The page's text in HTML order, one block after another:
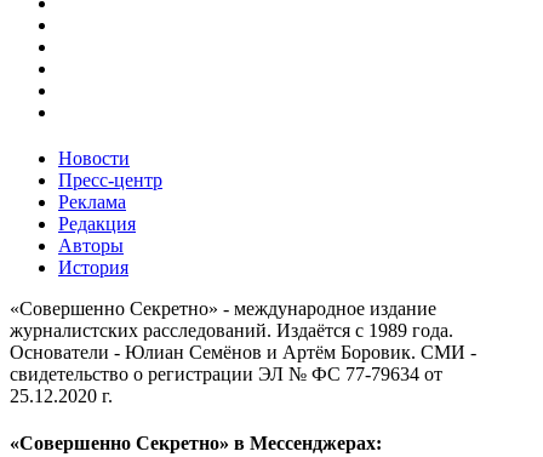
Новости
Пресс-центр
Реклама
Редакция
Авторы
История
«Совершенно Секретно» - международное издание
журналистских расследований. Издаётся с 1989 года.
Основатели - Юлиан Семёнов и Артём Боровик. CМИ -
свидетельство о регистрации ЭЛ № ФС 77-79634 от
25.12.2020 г.
«Совершенно Секретно» в Мессенджерах: